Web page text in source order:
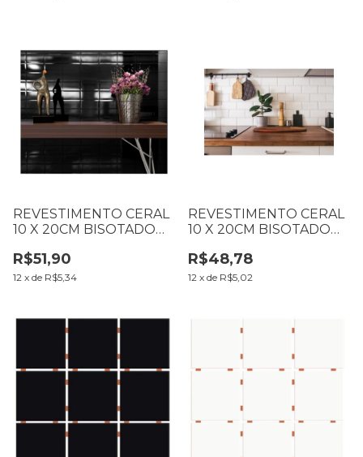
REVESTIMENTO CERAL
10 X 20CM BISOTADO
CX1,04 M2 (BIT 2 TON 94
LOT 94)
R$51,90
12 x de R$5,34
REVESTIMENTO CERAL
10 X 20CM BISOTADO
CX1,04 M2
R$48,78
12 x de R$5,02